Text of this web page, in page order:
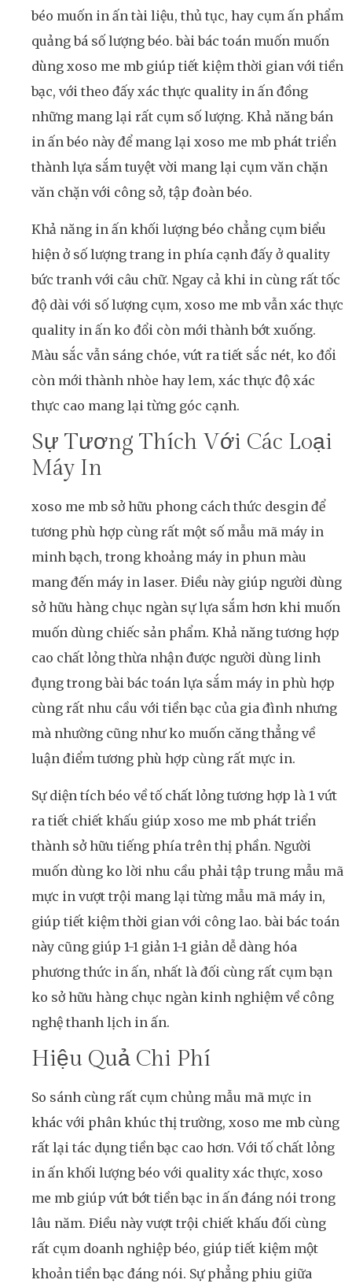
béo muốn in ấn tài liệu, thủ tục, hay cụm ấn phẩm
quảng bá số lượng béo. bài bác toán muốn muốn
dùng xoso me mb giúp tiết kiệm thời gian với tiền
bạc, với theo đấy xác thực quality in ấn đồng
những mang lại rất cụm số lượng. Khả năng bán
in ấn béo này để mang lại xoso me mb phát triển
thành lựa sắm tuyệt vời mang lại cụm văn chặn
văn chặn với công sở, tập đoàn béo.
Khả năng in ấn khối lượng béo chẳng cụm biểu
hiện ở số lượng trang in phía cạnh đấy ở quality
bức tranh với câu chữ. Ngay cả khi in cùng rất tốc
độ dài với số lượng cụm, xoso me mb vẫn xác thực
quality in ấn ko đổi còn mới thành bớt xuống.
Màu sắc vẫn sáng chóe, vứt ra tiết sắc nét, ko đổi
còn mới thành nhòe hay lem, xác thực độ xác
thực cao mang lại từng góc cạnh.
Sự Tương Thích Với Các Loại
Máy In
xoso me mb sở hữu phong cách thức desgin để
tương phù hợp cùng rất một số mẫu mã máy in
minh bạch, trong khoảng máy in phun màu
mang đến máy in laser. Điều này giúp người dùng
sở hữu hàng chục ngàn sự lựa sắm hơn khi muốn
muốn dùng chiếc sản phẩm. Khả năng tương hợp
cao chất lỏng thừa nhận được người dùng linh
đụng trong bài bác toán lựa sắm máy in phù hợp
cùng rất nhu cầu với tiền bạc của gia đình nhưng
mà nhường cũng như ko muốn căng thẳng về
luận điểm tương phù hợp cùng rất mực in.
Sự diện tích béo về tố chất lỏng tương hợp là 1 vứt
ra tiết chiết khấu giúp xoso me mb phát triển
thành sở hữu tiếng phía trên thị phần. Người
muốn dùng ko lời nhu cầu phải tập trung mẫu mã
mực in vượt trội mang lại từng mẫu mã máy in,
giúp tiết kiệm thời gian với công lao. bài bác toán
này cũng giúp 1-1 giản 1-1 giản dễ dàng hóa
phương thức in ấn, nhất là đối cùng rất cụm bạn
ko sở hữu hàng chục ngàn kinh nghiệm về công
nghệ thanh lịch in ấn.
Hiệu Quả Chi Phí
So sánh cùng rất cụm chủng mẫu mã mực in
khác với phân khúc thị trường, xoso me mb cùng
rất lại tác dụng tiền bạc cao hơn. Với tố chất lỏng
in ấn khối lượng béo với quality xác thực, xoso
me mb giúp vứt bớt tiền bạc in ấn đáng nói trong
lâu năm. Điều này vượt trội chiết khấu đối cùng
rất cụm doanh nghiệp béo, giúp tiết kiệm một
khoản tiền bạc đáng nói. Sự phẳng phiu giữa